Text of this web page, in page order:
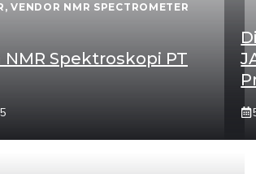
,VENDOR NMR SPECTROMETER
NMR Spektroskopi PT